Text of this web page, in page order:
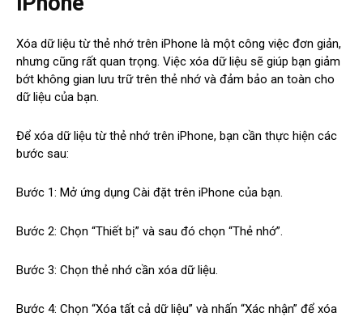
Xóa dữ liệu từ thẻ nhớ trên iPhone là một công việc đơn giản,
nhưng cũng rất quan trọng. Việc xóa dữ liệu sẽ giúp bạn giảm
bớt không gian lưu trữ trên thẻ nhớ và đảm bảo an toàn cho
dữ liệu của bạn.
Để xóa dữ liệu từ thẻ nhớ trên iPhone, bạn cần thực hiện các
bước sau:
Bước 1: Mở ứng dụng Cài đặt trên iPhone của bạn.
Bước 2: Chọn “Thiết bị” và sau đó chọn “Thẻ nhớ”.
Bước 3: Chọn thẻ nhớ cần xóa dữ liệu.
Bước 4: Chọn “Xóa tất cả dữ liệu” và nhấn “Xác nhận” để xóa